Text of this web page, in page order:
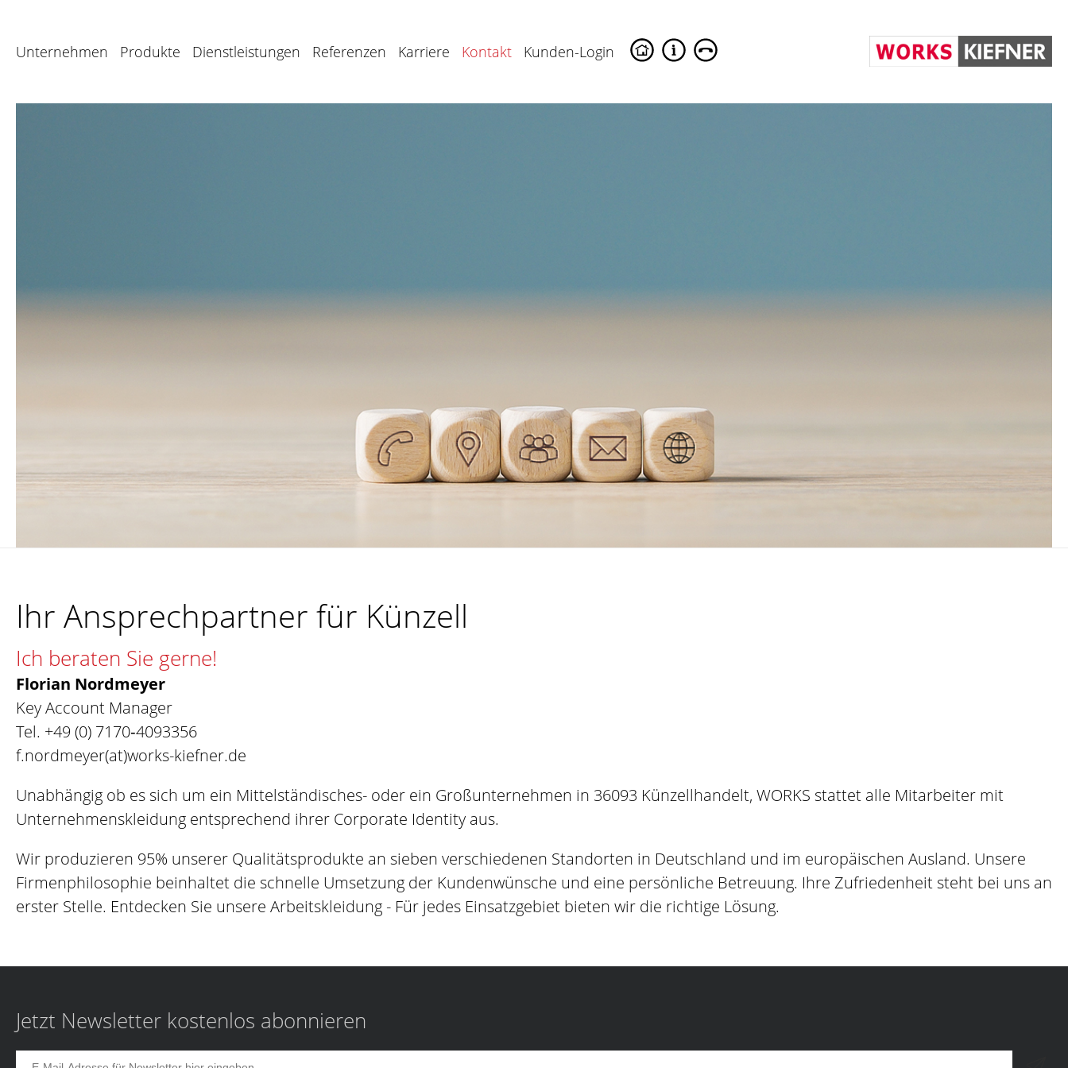
Unternehmen Produkte Dienstleistungen Referenzen Karriere Kontakt Kunden-Login
Ihr Ansprechpartner für Künzell
Ich beraten Sie gerne!
Florian Nordmeyer
Key Account Manager
Tel. +49 (0) 7170‐4093356
f.nordmeyer(at)works-kiefner.de
Unabhängig ob es sich um ein Mittelständisches- oder ein Großunternehmen in 36093 Künzellhandelt, WORKS stattet alle Mitarbeiter mit
Unternehmenskleidung entsprechend ihrer Corporate Identity aus.
Wir produzieren 95% unserer Qualitätsprodukte an sieben verschiedenen Standorten in Deutschland und im europäischen Ausland. Unsere
Firmenphilosophie beinhaltet die schnelle Umsetzung der Kundenwünsche und eine persönliche Betreuung. Ihre Zufriedenheit steht bei uns an
erster Stelle. Entdecken Sie unsere Arbeitskleidung - Für jedes Einsatzgebiet bieten wir die richtige Lösung.
Jetzt Newsletter kostenlos abonnieren